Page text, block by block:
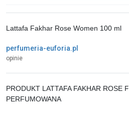
perfumeria-euforia.pl
opinie
Lattafa Fakhar Rose Women 100 ml
PRODUKT LATTAFA FAKHAR ROSE
PERFUMOWANA